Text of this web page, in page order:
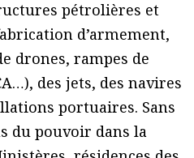
pétrolières et
d’armement,
drones, rampes de
des jets, des navires
portuaires. Sans
du pouvoir dans la